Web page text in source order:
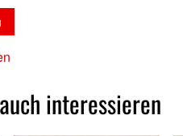
interessieren